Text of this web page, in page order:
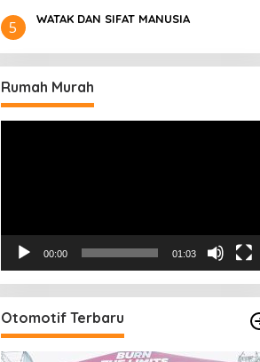
Masing
5 WATAK DAN SIFAT MANUSIA
Rumah Murah
00:00 01:03
Otomotif Terbaru